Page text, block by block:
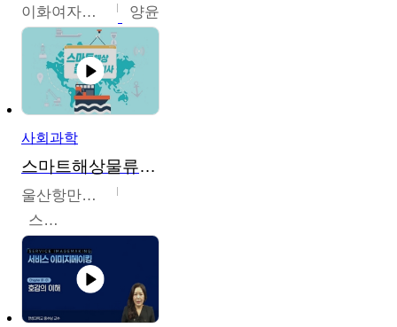
이화여자대학교 양윤
사회과학
스마트해상물류관리사 교육과정2
울산항만공사
스마트해상물류관리사 교육위원회